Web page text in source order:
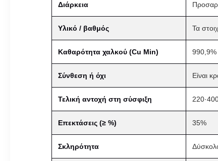
Διάρκεια
Υλικό / βαθμός Τα
Καθαρότητα χαλκού (Cu Min) 990,9%
Σύνθεση ή όχι Είναι
Τελική αντοχή στη σύσφιξη
Επεκτάσεις (≥ %) 35%
Σκληρότητα